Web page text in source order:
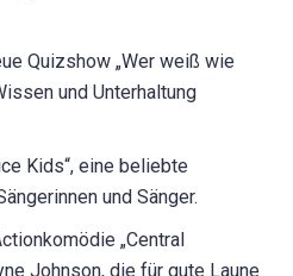
Quizshow „Wer weiß wie
und Unterhaltung
Kids“, eine beliebte
und Sänger.
„Central
Johnson, die für gute Laune